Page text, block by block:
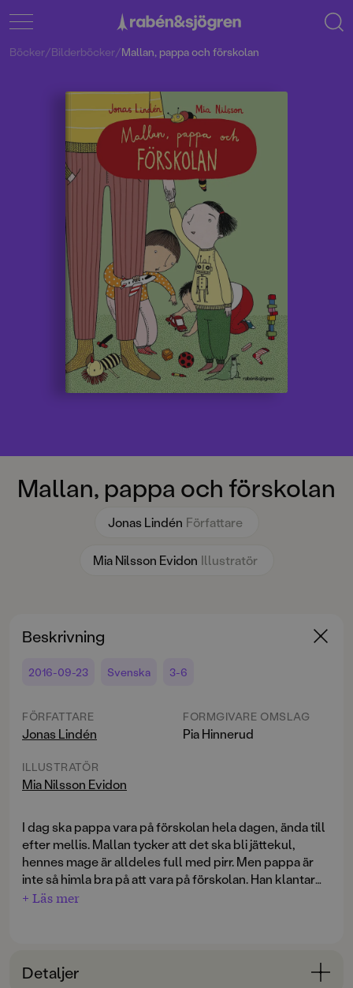
Mallan, pappa och förskolan
Jonas Lindén Författare
Mia Nilsson Evidon Illustratör
Böcker/Bilderböcker/Mallan, pappa och förskolan
Beskrivning
2016-09-23 Svenska 3-6
FÖRFATTARE
Jonas Lindén
ILLUSTRATÖR
Mia Nilsson Evidon
FORMGIVARE OMSLAG
Pia Hinnerud
I dag ska pappa vara på förskolan hela dagen, ända till
efter mellis. Mallan tycker att det ska bli jättekul,
hennes mage är alldeles full med pirr. Men pappa är
inte så himla bra på att vara på förskolan. Han klantar
till det hela tiden. Det blir faktiskt jätterörigt.
både text och bild.
+ Läs mer
Detaljer